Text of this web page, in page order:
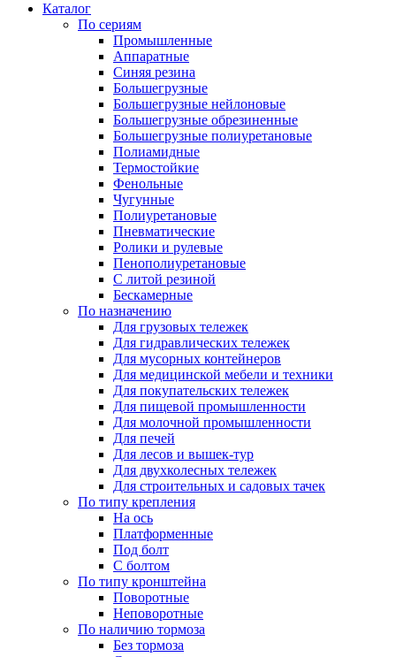
Каталог
По сериям
Промышленные
Аппаратные
Синяя резина
Большегрузные
Большегрузные нейлоновые
Большегрузные обрезиненные
Большегрузные полиуретановые
Полиамидные
Термостойкие
Фенольные
Чугунные
Полиуретановые
Пневматические
Ролики и рулевые
Пенополиуретановые
С литой резиной
Бескамерные
По назначению
Для грузовых тележек
Для гидравлических тележек
Для мусорных контейнеров
Для медицинской мебели и техники
Для покупательских тележек
Для пищевой промышленности
Для молочной промышленности
Для печей
Для лесов и вышек-тур
Для двухколесных тележек
Для строительных и садовых тачек
По типу крепления
На ось
Платформенные
Под болт
С болтом
По типу кронштейна
Поворотные
Неповоротные
По наличию тормоза
Без тормоза